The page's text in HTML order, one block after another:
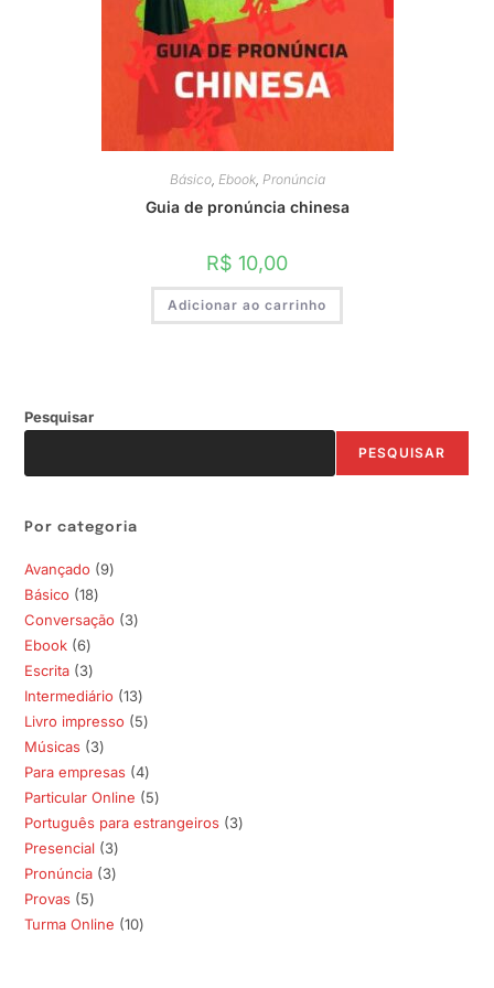
Básico, Ebook, Pronúncia
Guia de pronúncia chinesa
R$ 10,00
Adicionar ao carrinho
Pesquisar
PESQUISAR
Por categoria
Avançado 99
Básico 1818
produtos
Conversação 33
Ebook 66
produtos
Escrita 33
produtos
Intermediário 1313
produtos
Livro impresso 55
Músicas 33
produtos
Para empresas 44
produtos
Particular Online 55
produtos
Português para estrangeiros 33
Presencial 33
produtos
Pronúncia 33
Provas 55
produtos
Turma Online 1010